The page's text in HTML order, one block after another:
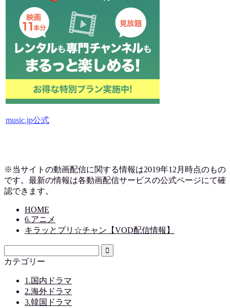
music.jp公式
※当サイトの動画配信に関する情報は2019年12月時点のもの
です。最新の情報は各動画配信サービスの公式ページにて確
認できます。
HOME
6.アニメ
キラッとプリ☆チャン【VOD配信情報】
カテゴリー
1.国内ドラマ
2.海外ドラマ
3.韓国ドラマ